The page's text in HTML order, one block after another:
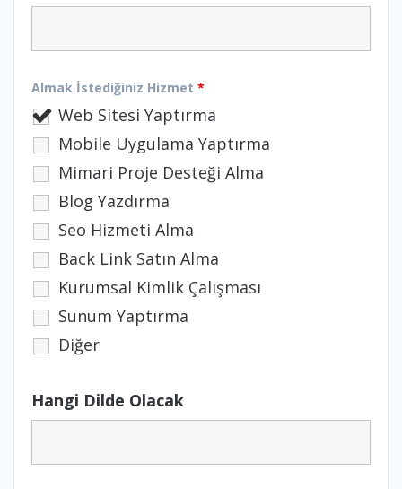
Almak İstediğiniz Hizmet *
Web Sitesi Yaptırma
Mobile Uygulama Yaptırma
Mimari Proje Desteği Alma
Blog Yazdırma
Seo Hizmeti Alma
Back Link Satın Alma
Kurumsal Kimlik Çalışması
Sunum Yaptırma
Diğer
Hangi Dilde Olacak